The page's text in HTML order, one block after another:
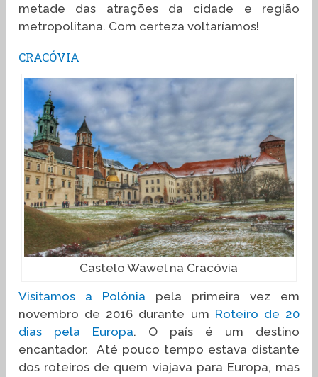
metade das atrações da cidade e região
metropolitana. Com certeza voltaríamos!
CRACÓVIA
Castelo Wawel na Cracóvia
Visitamos a Polônia pela primeira vez em
novembro de 2016 durante um Roteiro de 20
dias pela Europa. O país é um destino
encantador. Até pouco tempo estava distante
dos roteiros de quem viajava para Europa, mas